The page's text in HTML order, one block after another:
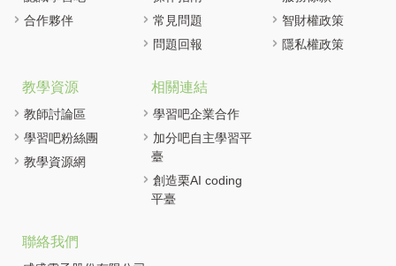
合作夥伴
常見問題
問題回報
智財權政策
隱私權政策
教學資源
教師討論區
學習吧粉絲團
教學資源網
相關連結
學習吧企業合作
加分吧自主學習平
臺
創造栗AI coding
平臺
聯絡我們